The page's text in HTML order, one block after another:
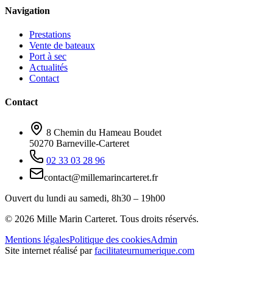
Navigation
Prestations
Vente de bateaux
Port à sec
Actualités
Contact
Contact
8 Chemin du Hameau Boudet
50270 Barneville-Carteret
02 33 03 28 96
contact@millemarincarteret.fr
Ouvert du lundi au samedi, 8h30 – 19h00
© 2026 Mille Marin Carteret. Tous droits réservés.
Mentions légalesPolitique des cookiesAdmin
Site internet réalisé par facilitateurnumerique.com